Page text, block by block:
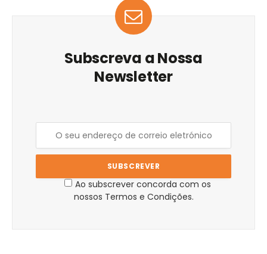
Subscreva a Nossa
Newsletter
Ao subscrever concorda com os
nossos Termos e Condições.